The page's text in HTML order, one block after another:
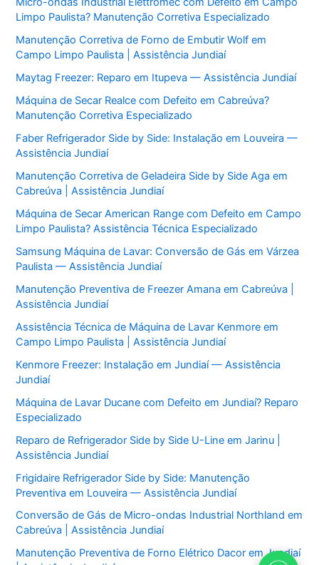
Limpo Paulista? Manutenção Corretiva Especializado
Manutenção Corretiva de Forno de Embutir Wolf em
Campo Limpo Paulista | Assistência Jundiaí
Maytag Freezer: Reparo em Itupeva — Assistência Jundiaí
Máquina de Secar Realce com Defeito em Cabreúva?
Manutenção Corretiva Especializado
Faber Refrigerador Side by Side: Instalação em Louveira —
Assistência Jundiaí
Manutenção Corretiva de Geladeira Side by Side Aga em
Cabreúva | Assistência Jundiaí
Máquina de Secar American Range com Defeito em Campo
Limpo Paulista? Assistência Técnica Especializado
Samsung Máquina de Lavar: Conversão de Gás em Várzea
Paulista — Assistência Jundiaí
Manutenção Preventiva de Freezer Amana em Cabreúva |
Assistência Jundiaí
Assistência Técnica de Máquina de Lavar Kenmore em
Campo Limpo Paulista | Assistência Jundiaí
Kenmore Freezer: Instalação em Jundiaí — Assistência
Jundiaí
Máquina de Lavar Ducane com Defeito em Jundiaí? Reparo
Especializado
Reparo de Refrigerador Side by Side U-Line em Jarinu |
Assistência Jundiaí
Frigidaire Refrigerador Side by Side: Manutenção
Preventiva em Louveira — Assistência Jundiaí
Conversão de Gás de Micro-ondas Industrial Northland em
Cabreúva | Assistência Jundiaí
Manutenção Preventiva de Forno Elétrico Dacor em Jundiaí